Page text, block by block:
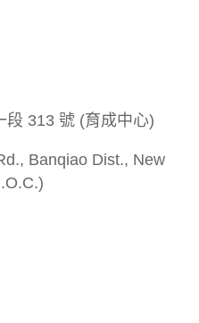
段 313 號 (育成中心)
Banqiao Dist., New